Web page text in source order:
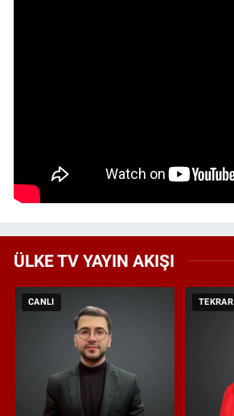
ÜLKE TV YAYIN AKIŞI
CANLI TEKRAR